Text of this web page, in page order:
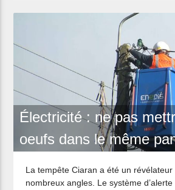
Électricité : ne pas
oeufs dans le même
La tempête Ciaran a été un révélateur
nombreux angles. Le système